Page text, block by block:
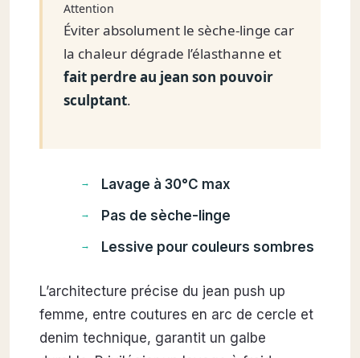
Attention
Éviter absolument le sèche-linge car
la chaleur dégrade l’élasthanne et
fait perdre au jean son pouvoir
sculptant.
Lavage à 30°C max
Pas de sèche-linge
Lessive pour couleurs sombres
L’architecture précise du jean push up
femme, entre coutures en arc de cercle et
denim technique, garantit un galbe